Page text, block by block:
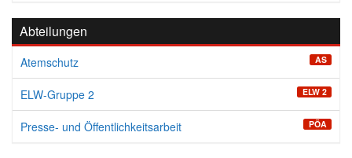
Abteilungen
Atemschutz AS
ELW-Gruppe 2 ELW 2
Presse- und Öffentlichkeitsarbeit PÖA